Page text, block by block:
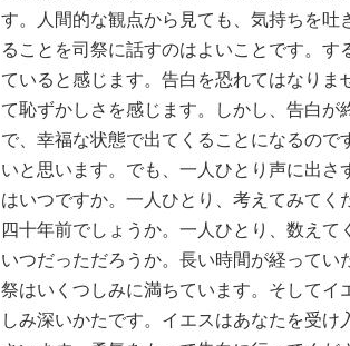
す。人間的な観点から見ても、気持ちを
ることを司祭に話すのはよいことです。
ていると感じます。告白を恐れてはなり
て恥ずかしさを感じます。しかし、告白
で、幸福な状態で出てくることになるの
いと思います。でも、一人ひとり声に出
はいつですか。一人ひとり、考えてみて
四十年前でしょうか。一人ひとり、数え
いつだっただろうか。長い時間が経ってい
祭はいくつしみに満ちています。そしてイ
しみ深いかたです。イエスはあなたを受